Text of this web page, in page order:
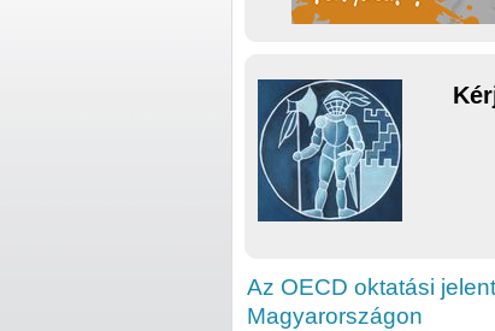
Az OECD oktatási
Magyarországon